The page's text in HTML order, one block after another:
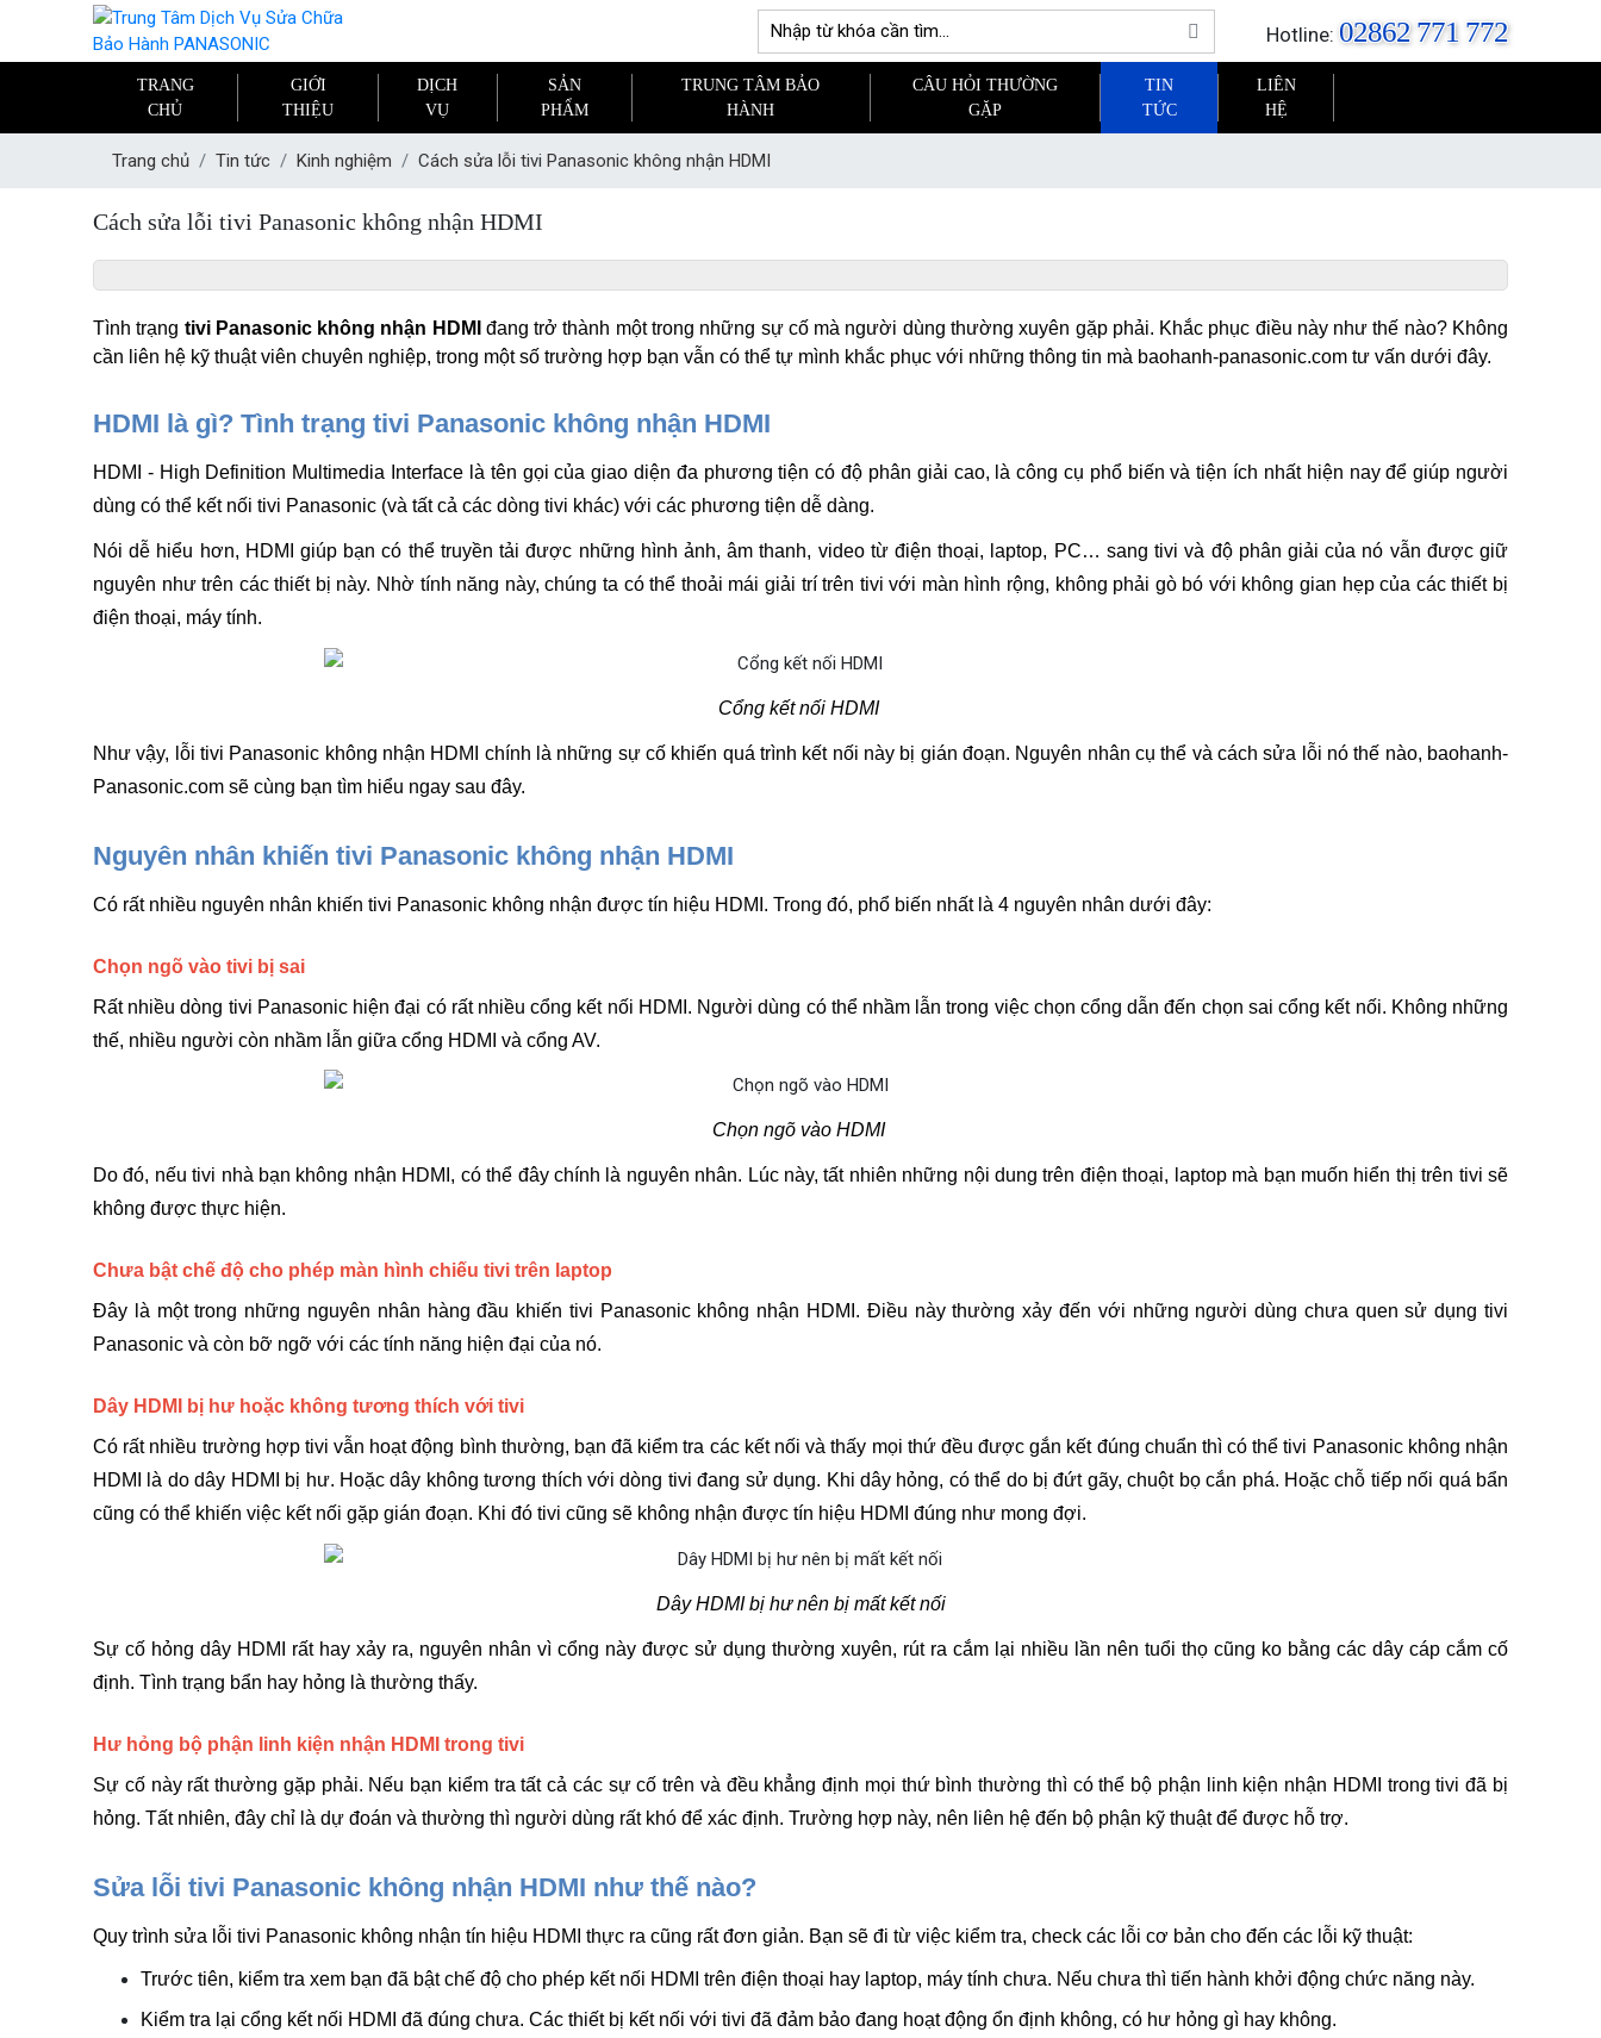
Hotline: 02862 771 772
TRANG
CHỦ
GIỚI
THIỆU
DỊCH
VỤ
Tủ lạnh bị đóng tuyết
Máy giặt rung lắc và kêu to bất thường
Máy giặt không xả nước
Máy giặt không vắt nước
Máy giặt mất nguồn
Máy lạnh bị xì gas, hết gas
Máy lạnh không chạy do Block không chạy
Máy lạnh bị chảy nước
Tivi không có tiếng
Tivi không lên nguồn
SẢN
PHẨM
TRUNG TÂM BẢO
HÀNH
CÂU HỎI THƯỜNG
GẶP
TIN
TỨC
LIÊN
HỆ
Trang chủ Tin tức Kinh nghiệm Cách sửa lỗi tivi Panasonic không nhận HDMI
Cách sửa lỗi tivi Panasonic không nhận HDMI
Tình trạng tivi Panasonic không nhận HDMI đang trở thành một trong những sự cố mà người dùng thường xuyên gặp phải. Khắc phục điều này như thế nào? Không
cần liên hệ kỹ thuật viên chuyên nghiệp, trong một số trường hợp bạn vẫn có thể tự mình khắc phục với những thông tin mà baohanh-panasonic.com tư vấn dưới đây.
HDMI là gì? Tình trạng tivi Panasonic không nhận HDMI
HDMI - High Definition Multimedia Interface là tên gọi của giao diện đa phương tiện có độ phân giải cao, là công cụ phổ biến và tiện ích nhất hiện nay để giúp người
dùng có thể kết nối tivi Panasonic (và tất cả các dòng tivi khác) với các phương tiện dễ dàng.
Nói dễ hiểu hơn, HDMI giúp bạn có thể truyền tải được những hình ảnh, âm thanh, video từ điện thoại, laptop, PC… sang tivi và độ phân giải của nó vẫn được giữ
nguyên như trên các thiết bị này. Nhờ tính năng này, chúng ta có thể thoải mái giải trí trên tivi với màn hình rộng, không phải gò bó với không gian hẹp của các thiết bị
điện thoại, máy tính.
Cổng kết nối HDMI
Như vậy, lỗi tivi Panasonic không nhận HDMI chính là những sự cố khiến quá trình kết nối này bị gián đoạn. Nguyên nhân cụ thể và cách sửa lỗi nó thế nào, baohanh-
Panasonic.com sẽ cùng bạn tìm hiểu ngay sau đây.
Nguyên nhân khiến tivi Panasonic không nhận HDMI
Có rất nhiều nguyên nhân khiến tivi Panasonic không nhận được tín hiệu HDMI. Trong đó, phổ biến nhất là 4 nguyên nhân dưới đây:
Chọn ngõ vào tivi bị sai
Rất nhiều dòng tivi Panasonic hiện đại có rất nhiều cổng kết nối HDMI. Người dùng có thể nhầm lẫn trong việc chọn cổng dẫn đến chọn sai cổng kết nối. Không những
thế, nhiều người còn nhầm lẫn giữa cổng HDMI và cổng AV.
Chọn ngõ vào HDMI
Do đó, nếu tivi nhà bạn không nhận HDMI, có thể đây chính là nguyên nhân. Lúc này, tất nhiên những nội dung trên điện thoại, laptop mà bạn muốn hiển thị trên tivi sẽ
không được thực hiện.
Chưa bật chế độ cho phép màn hình chiếu tivi trên laptop
Đây là một trong những nguyên nhân hàng đầu khiến tivi Panasonic không nhận HDMI. Điều này thường xảy đến với những người dùng chưa quen sử dụng tivi
Panasonic và còn bỡ ngỡ với các tính năng hiện đại của nó.
Dây HDMI bị hư hoặc không tương thích với tivi
Có rất nhiều trường hợp tivi vẫn hoạt động bình thường, bạn đã kiểm tra các kết nối và thấy mọi thứ đều được gắn kết đúng chuẩn thì có thể tivi Panasonic không nhận
HDMI là do dây HDMI bị hư. Hoặc dây không tương thích với dòng tivi đang sử dụng. Khi dây hỏng, có thể do bị đứt gãy, chuột bọ cắn phá. Hoặc chỗ tiếp nối quá bẩn
cũng có thể khiến việc kết nối gặp gián đoạn. Khi đó tivi cũng sẽ không nhận được tín hiệu HDMI đúng như mong đợi.
Dây HDMI bị hư nên bị mất kết nối
Sự cố hỏng dây HDMI rất hay xảy ra, nguyên nhân vì cổng này được sử dụng thường xuyên, rút ra cắm lại nhiều lần nên tuổi thọ cũng ko bằng các dây cáp cắm cố
định. Tình trạng bẩn hay hỏng là thường thấy.
Hư hỏng bộ phận linh kiện nhận HDMI trong tivi
Sự cố này rất thường gặp phải. Nếu bạn kiểm tra tất cả các sự cố trên và đều khẳng định mọi thứ bình thường thì có thể bộ phận linh kiện nhận HDMI trong tivi đã bị
hỏng. Tất nhiên, đây chỉ là dự đoán và thường thì người dùng rất khó để xác định. Trường hợp này, nên liên hệ đến bộ phận kỹ thuật để được hỗ trợ.
Sửa lỗi tivi Panasonic không nhận HDMI như thế nào?
Quy trình sửa lỗi tivi Panasonic không nhận tín hiệu HDMI thực ra cũng rất đơn giản. Bạn sẽ đi từ việc kiểm tra, check các lỗi cơ bản cho đến các lỗi kỹ thuật:
Trước tiên, kiểm tra xem bạn đã bật chế độ cho phép kết nối HDMI trên điện thoại hay laptop, máy tính chưa. Nếu chưa thì tiến hành khởi động chức năng này.
Kiểm tra lại cổng kết nối HDMI đã đúng chưa. Các thiết bị kết nối với tivi đã đảm bảo đang hoạt động ổn định không, có hư hỏng gì hay không.